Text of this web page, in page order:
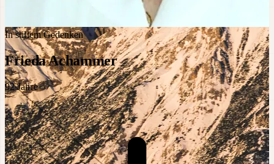
In stillem Gedenken
Frieda Achammer
92Jahre